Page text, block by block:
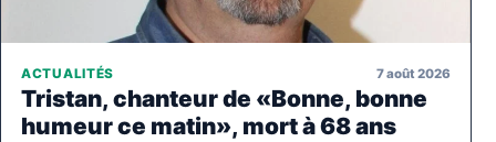
ACTUALITÉS 7 août 2026
Tristan, chanteur de «Bonne, bonne
humeur ce matin», mort à 68 ans